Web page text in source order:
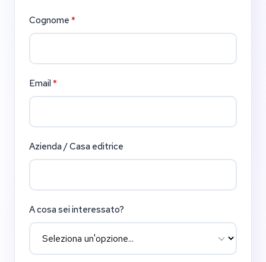
Cognome *
Email*
Azienda / Casa editrice
A cosa sei interessato?